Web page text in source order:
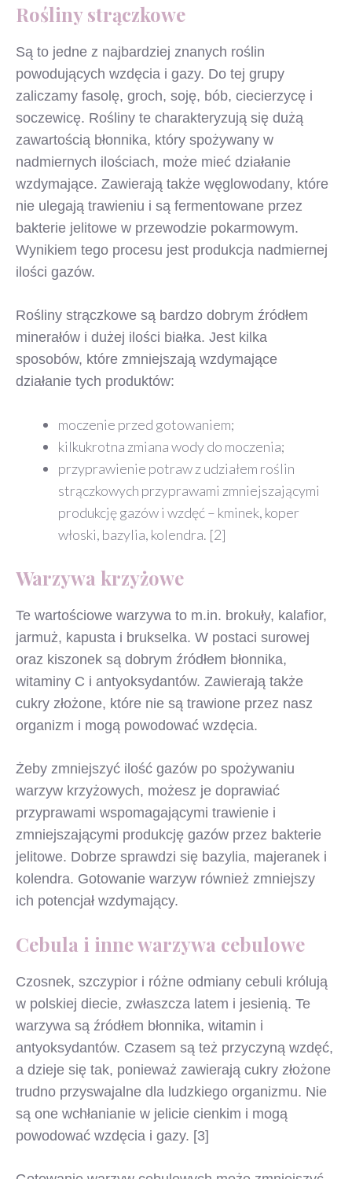
Rośliny strączkowe
Są to jedne z najbardziej znanych roślin
powodujących wzdęcia i gazy. Do tej grupy
zaliczamy fasolę, groch, soję, bób, ciecierzycę i
soczewicę. Rośliny te charakteryzują się dużą
zawartością błonnika, który spożywany w
nadmiernych ilościach, może mieć działanie
wzdymające. Zawierają także węglowodany, które
nie ulegają trawieniu i są fermentowane przez
bakterie jelitowe w przewodzie pokarmowym.
Wynikiem tego procesu jest produkcja nadmiernej
ilości gazów.
Rośliny strączkowe są bardzo dobrym źródłem
minerałów i dużej ilości białka. Jest kilka
sposobów, które zmniejszają wzdymające
działanie tych produktów:
moczenie przed gotowaniem;
kilkukrotna zmiana wody do moczenia;
przyprawienie potraw z udziałem roślin
strączkowych przyprawami zmniejszającymi
produkcję gazów i wzdęć – kminek, koper
włoski, bazylia, kolendra. [2]
Warzywa krzyżowe
Te wartościowe warzywa to m.in. brokuły, kalafior,
jarmuż, kapusta i brukselka. W postaci surowej
oraz kiszonek są dobrym źródłem błonnika,
witaminy C i antyoksydantów. Zawierają także
cukry złożone, które nie są trawione przez nasz
organizm i mogą powodować wzdęcia.
Żeby zmniejszyć ilość gazów po spożywaniu
warzyw krzyżowych, możesz je doprawiać
przyprawami wspomagającymi trawienie i
zmniejszającymi produkcję gazów przez bakterie
jelitowe. Dobrze sprawdzi się bazylia, majeranek i
kolendra. Gotowanie warzyw również zmniejszy
ich potencjał wzdymający.
Cebula i inne warzywa cebulowe
Czosnek, szczypior i różne odmiany cebuli królują
w polskiej diecie, zwłaszcza latem i jesienią. Te
warzywa są źródłem błonnika, witamin i
antyoksydantów. Czasem są też przyczyną wzdęć,
a dzieje się tak, ponieważ zawierają cukry złożone
trudno przyswajalne dla ludzkiego organizmu. Nie
są one wchłanianie w jelicie cienkim i mogą
powodować wzdęcia i gazy. [3]